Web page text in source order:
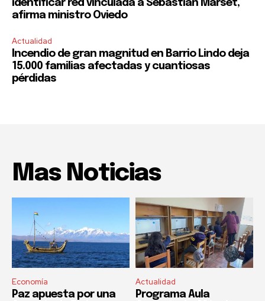
identificar red vinculada a Sebastián Marset,
afirma ministro Oviedo
Actualidad
Incendio de gran magnitud en Barrio Lindo deja
15.000 familias afectadas y cuantiosas
pérdidas
Mas Noticias
Economía
Paz apuesta por una
Actualidad
Programa Aula